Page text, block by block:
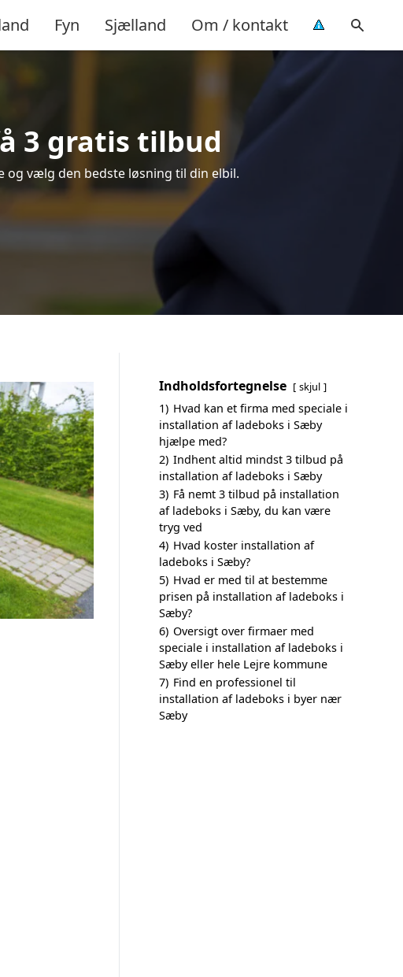
Fyn Sjælland Om / kontakt
3 gratis tilbud
og vælg den bedste løsning til din elbil.
Indholdsfortegnelse skjul
1) Hvad kan et firma med speciale i
installation af ladeboks i Sæby
hjælpe med?
2) Indhent altid mindst 3 tilbud på
installation af ladeboks i Sæby
3) Få nemt 3 tilbud på installation
af ladeboks i Sæby, du kan være
tryg ved
4) Hvad koster installation af
ladeboks i Sæby?
5) Hvad er med til at bestemme
prisen på installation af ladeboks i
Sæby?
6) Oversigt over firmaer med
speciale i installation af ladeboks i
Sæby eller hele Lejre kommune
7) Find en professionel til
installation af ladeboks i byer nær
Sæby